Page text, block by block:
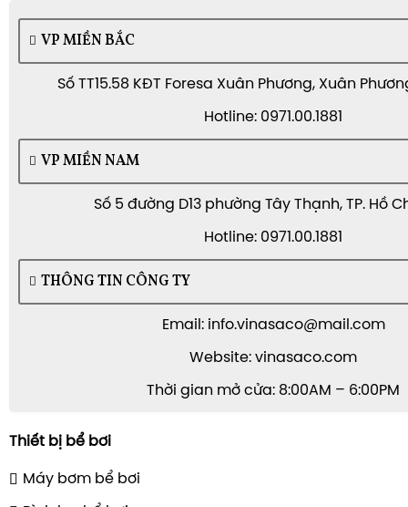
VP MIỀN BẮC
Số TT15.58 KĐT Foresa Xuân Phương, Xuân
Hotline: 0971.00.1881
VP MIỀN NAM
Số 5 đường D13 phường Tây Thạnh, TP. Hồ
Hotline: 0971.00.1881
THÔNG TIN CÔNG TY
Email: info.vinasaco@mail.com
Website: vinasaco.com
Thời gian mở cửa: 8:00AM – 6:00PM
Thiết bị bể bơi
Máy bơm bể bơi